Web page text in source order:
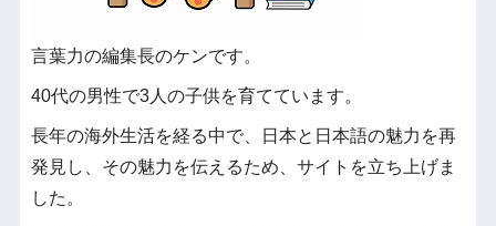
言葉力の編集長のケンです。
40代の男性で3人の子供を育てています。
長年の海外生活を経る中で、日本と日本語の魅力を再
発見し、その魅力を伝えるため、サイトを立ち上げま
した。